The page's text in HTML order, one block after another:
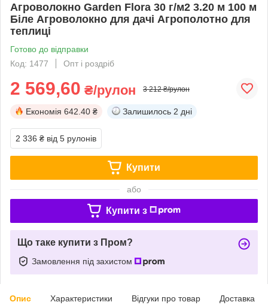
Агроволокно Garden Flora 30 г/м2 3.20 м 100 м
Біле Агроволокно для дачі Агрополотно для
теплиці
Готово до відправки
Код: 1477
Опт і роздріб
2 569,60 ₴/рулон 3 212 ₴/рулон
Економія 642.40 ₴ Залишилось 2 дні
2 336 ₴ від 5 рулонів
Купити
або
Купити з
Що таке купити з Пром?
Замовлення під захистом
Опис Характеристики Відгуки про товар Доставка